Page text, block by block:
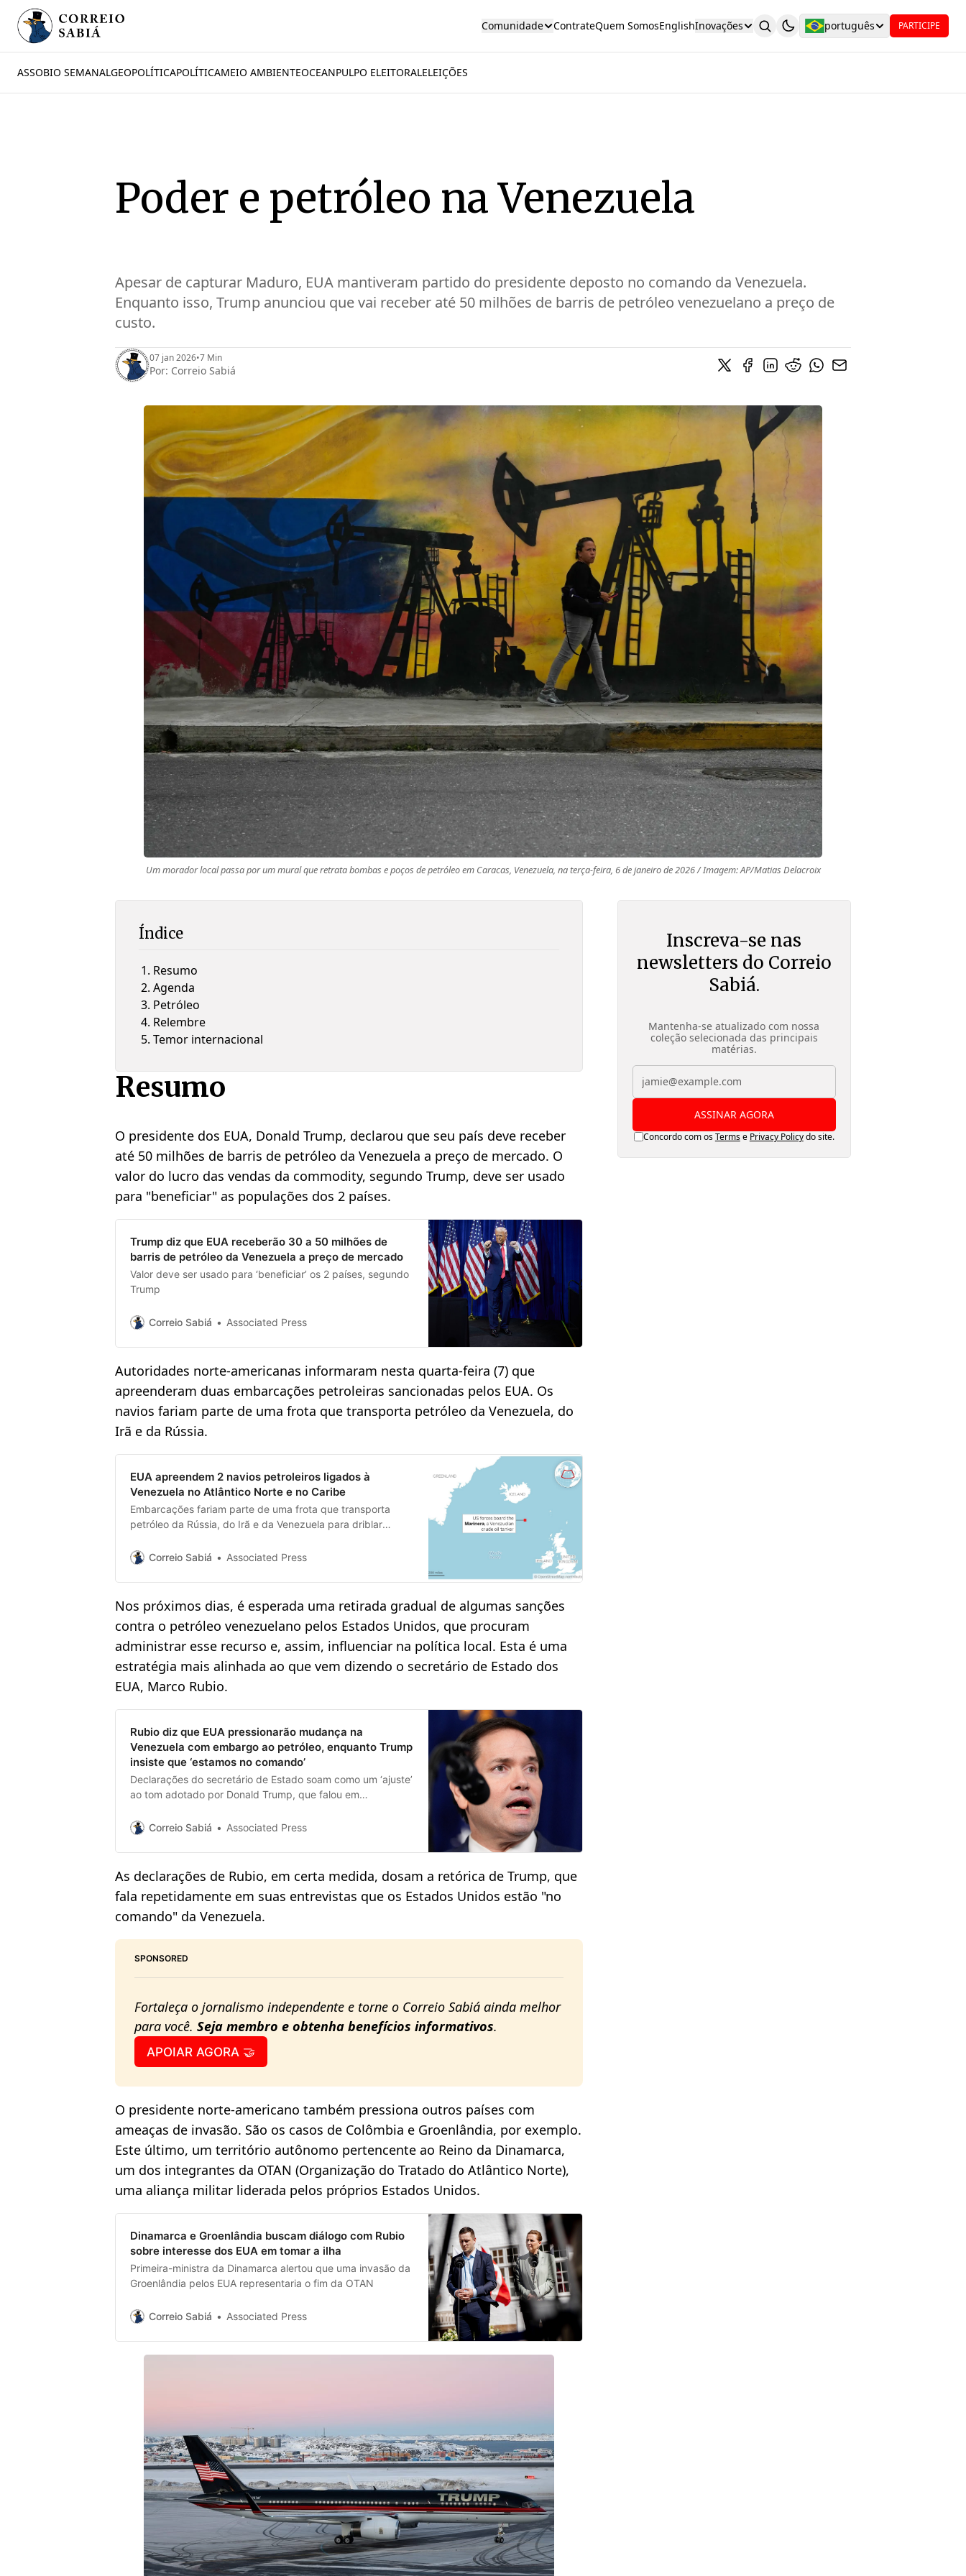
Comunidade ContrateQuem SomosEnglishInovações português PARTICIPE
ASSOBIO SEMANALGEOPOLÍTICAPOLÍTICAMEIO AMBIENTEOCEANPULPO ELEITORALELEIÇÕES
Poder e petróleo na Venezuela
Apesar de capturar Maduro, EUA mantiveram partido do presidente deposto no comando da Venezuela.
Enquanto isso, Trump anunciou que vai receber até 50 milhões de barris de petróleo venezuelano a preço de
custo.
07 jan 2026•7 Min
Por: Correio Sabiá
Um morador local passa por um mural que retrata bombas e poços de petróleo em Caracas, Venezuela, na terça-feira, 6 de janeiro de 2026 / Imagem: AP/Matias Delacroix
Índice
Resumo
Agenda
Petróleo
Relembre
Temor internacional
Resumo
O presidente dos EUA, Donald Trump, declarou que seu país deve receber
até 50 milhões de barris de petróleo da Venezuela a preço de mercado. O
valor do lucro das vendas da commodity, segundo Trump, deve ser usado
para "beneficiar" as populações dos 2 países.
Trump diz que EUA receberão 30 a 50 milhões de
barris de petróleo da Venezuela a preço de mercado
Valor deve ser usado para ‘beneficiar’ os 2 países, segundo
Trump
Correio Sabiá Associated Press
Autoridades norte-americanas informaram nesta quarta-feira (7) que
apreenderam duas embarcações petroleiras sancionadas pelos EUA. Os
navios fariam parte de uma frota que transporta petróleo da Venezuela, do
Irã e da Rússia.
EUA apreendem 2 navios petroleiros ligados à
Venezuela no Atlântico Norte e no Caribe
Embarcações fariam parte de uma frota que transporta
petróleo da Rússia, do Irã e da Venezuela para driblar
Correio Sabiá
Associated Press
Nos próximos dias, é esperada uma retirada gradual de algumas sanções
contra o petróleo venezuelano pelos Estados Unidos, que procuram
administrar esse recurso e, assim, influenciar na política local. Esta é uma
estratégia mais alinhada ao que vem dizendo o secretário de Estado dos
EUA, Marco Rubio.
Rubio diz que EUA pressionarão mudança na
Venezuela com embargo ao petróleo, enquanto Trump
insiste que ‘estamos no comando’
Declarações do secretário de Estado soam como um ‘ajuste’
ao tom adotado por Donald Trump, que falou em
Correio Sabiá
Associated Press
As declarações de Rubio, em certa medida, dosam a retórica de Trump, que
fala repetidamente em suas entrevistas que os Estados Unidos estão "no
comando" da Venezuela.
SPONSORED
Fortaleça o jornalismo independente e torne o Correio Sabiá ainda melhor
para você. Seja membro e obtenha benefícios informativos.
APOIAR AGORA 🤝
O presidente norte-americano também pressiona outros países com
ameaças de invasão. São os casos de Colômbia e Groenlândia, por exemplo.
Este último, um território autônomo pertencente ao Reino da Dinamarca,
um dos integrantes da OTAN (Organização do Tratado do Atlântico Norte),
uma aliança militar liderada pelos próprios Estados Unidos.
Dinamarca e Groenlândia buscam diálogo com Rubio
sobre interesse dos EUA em tomar a ilha
Primeira-ministra da Dinamarca alertou que uma invasão da
Groenlândia pelos EUA representaria o fim da OTAN
Correio Sabiá Associated Press
Inscreva-se nas
newsletters do Correio
Sabiá.
Mantenha-se atualizado com nossa
coleção selecionada das principais
matérias.
ASSINAR AGORA
Concordo com osTermse Privacy Policydo site.